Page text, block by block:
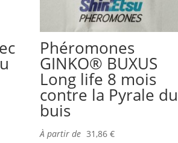
Phéromones
GINKO® BUXUS
Long life 8 mois
contre la Pyrale du
buis
À partir de 31,86€